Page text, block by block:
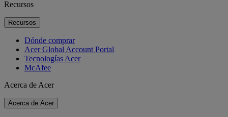
Recursos
Recursos
Dónde comprar
Acer Global Account Portal
Tecnologías Acer
McAfee
Acerca de Acer
Acerca de Acer